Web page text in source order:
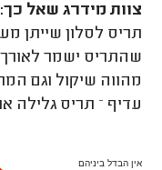
צוות מידרג שאל כך:
תריס לסלון שייתן
שהתריס ישמר
מהווה שיקול וגם
עדיף – תריס גלילה
אין הבדל ביניהם